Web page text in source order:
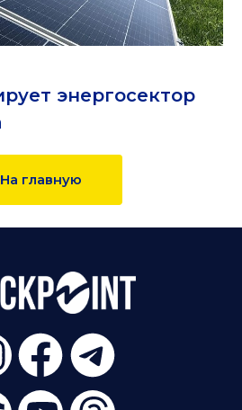
энергосектор
На главную